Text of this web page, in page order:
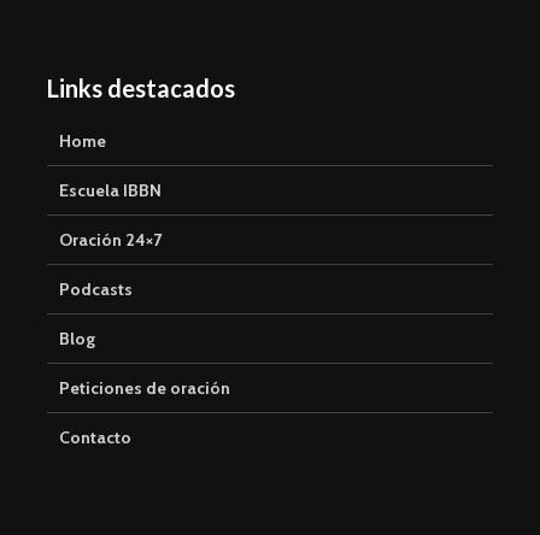
Links destacados
Home
Escuela IBBN
Oración 24×7
Podcasts
Blog
Peticiones de oración
Contacto